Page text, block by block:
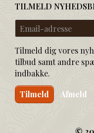
TILMELD
Email-
adresse
Tilmeld dig vores
tilbud samt andre
indbakke.
Tilmeld Afmeld
©